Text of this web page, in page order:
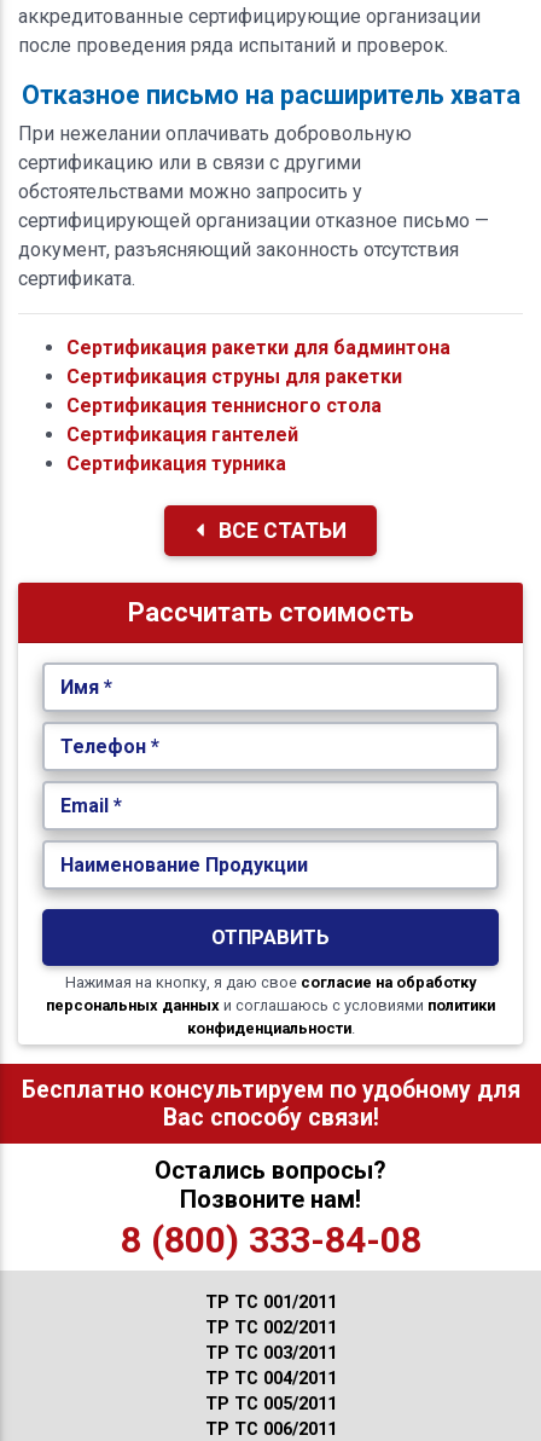
аккредитованные сертифицирующие организации
после проведения ряда испытаний и проверок.
Отказное письмо на расширитель хвата
При нежелании оплачивать добровольную
сертификацию или в связи с другими
обстоятельствами можно запросить у
сертифицирующей организации отказное письмо —
документ, разъясняющий законность отсутствия
сертификата.
Сертификация ракетки для бадминтона
Сертификация струны для ракетки
Сертификация теннисного стола
Сертификация гантелей
Сертификация турника
ВСЕ СТАТЬИ
Рассчитать стоимость
Имя *
Телефон *
Email *
Наименование Продукции
ОТПРАВИТЬ
Нажимая на кнопку, я даю свое согласие на обработку
персональных данных и соглашаюсь с условиями политики
конфиденциальности.
Бесплатно консультируем по удобному для
Вас способу связи!
Остались вопросы?
Позвоните нам!
8 (800) 333-84-08
ТР ТС 001/2011
ТР ТС 002/2011
ТР ТС 003/2011
ТР ТС 004/2011
ТР ТС 005/2011
ТР ТС 006/2011